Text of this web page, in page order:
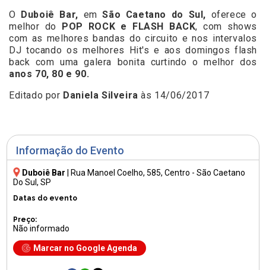
Informação do Evento
Duboiê Bar Rua Manoel Coelho, 585, Centro - São Caetano
Do Sul, SP
Datas do evento
Preço:
Não informado
Marcar no Google Agenda
O
Duboiê Bar, em São Caetano do Sul, oferece o
melhor do
POP ROCK e FLASH BACK, com shows
com as melhores bandas do circuito e nos intervalos
DJ tocando os melhores Hit's e aos domingos flash
back com uma galera bonita curtindo o melhor dos
anos 70, 80 e 90.
Editado por Daniela Silveira às 14/06/2017